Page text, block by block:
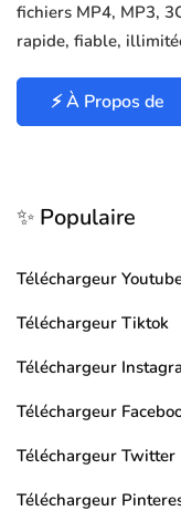
fichiers MP4, MP3,
rapide, fiable,
⚡ À Propos de
✨ Populaire
Téléchargeur
Téléchargeur Tiktok
Téléchargeur
Téléchargeur
Téléchargeur Twitter
Téléchargeur